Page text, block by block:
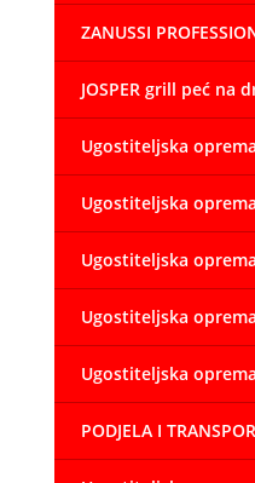
ZANUSSI
JOSPER grill peć na
Ugostiteljska oprema
Ugostiteljska oprema
Ugostiteljska oprema
Ugostiteljska oprema
Ugostiteljska oprema
PODJELA I